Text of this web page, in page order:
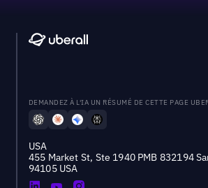
DEMANDEZ À L'IA UN RÉSUMÉ DE CETTE PAGE
USA
455 Market St, Ste 1940 PMB 832194
94105 USA